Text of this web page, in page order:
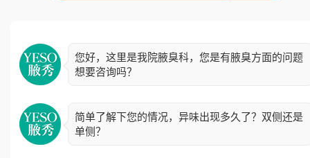
您好，这里是我院腋臭科，您是有腋臭方面的问题
想要咨询吗？
简单了解下您的情况，异味出现多久了？双侧还是
单侧？